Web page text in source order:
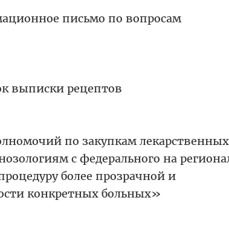
письмо по вопросам
выписки рецептов
по закупкам лекарственных
с федерального на
более прозрачной и
конкретных больных»